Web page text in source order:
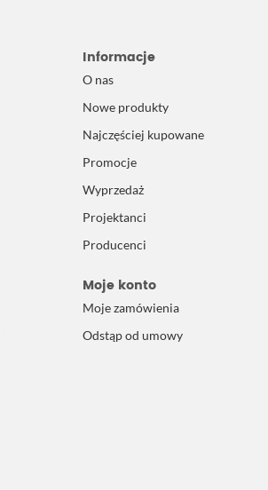
Informacje
O nas
Nowe produkty
Najczęściej kupowane
Promocje
Wyprzedaż
Projektanci
Producenci
Moje konto
Moje zamówienia
Odstąp od umowy